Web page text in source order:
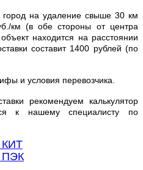
на удаление свыше 30 км
км (в обе стороны от центра
находится на расстоянии
составит 1400 рублей (по
и условия перевозчика.
рекомендуем калькулятор
к нашему специалисту по
КИТ
ПЭК